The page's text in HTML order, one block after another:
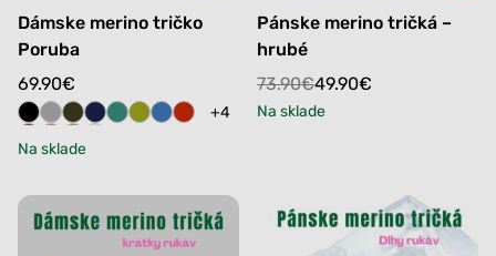
Dámske merino tričko
Poruba
69.90€
+4
Na sklade
Pánske merino tričká –
hrubé
73.90€
Original
price
49.90€
Current
price
Na sklade